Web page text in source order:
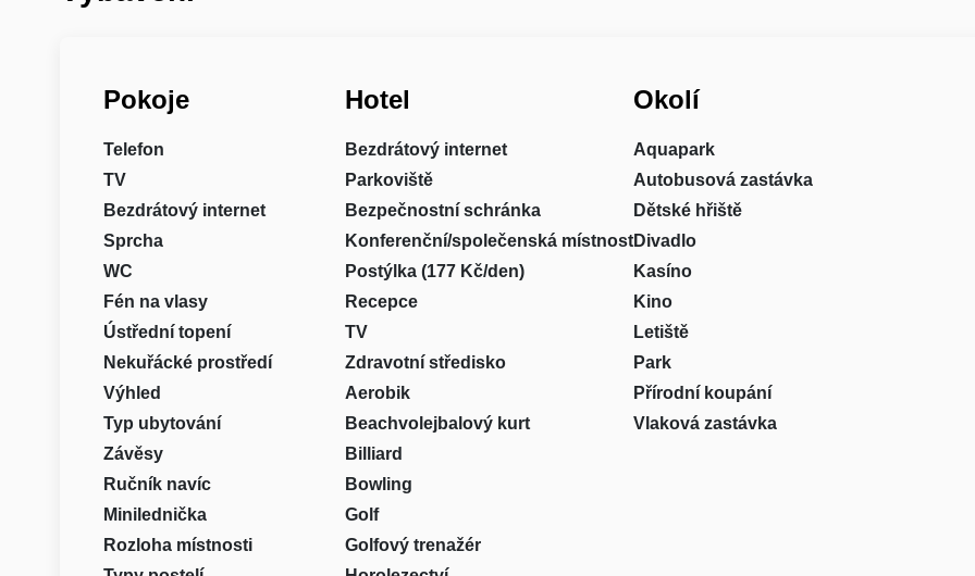
Pokoje
Telefon
TV
Bezdrátový internet
Sprcha
WC
Fén na vlasy
Ústřední topení
Nekuřácké prostředí
Výhled
Typ ubytování
Závěsy
Ručník navíc
Minilednička
Rozloha místnosti
Hotel
Bezdrátový internet
Parkoviště
Bezpečnostní schránka
Konferenční/společenská místnost
Postýlka (177 Kč/den)
Recepce
TV
Zdravotní středisko
Aerobik
Beachvolejbalový kurt
Billiard
Bowling
Golf
Golfový trenažér
Okolí
Aquapark
Autobusová zastávka
Dětské hřiště
Divadlo
Kasíno
Kino
Letiště
Park
Přírodní koupání
Vlaková zastávka